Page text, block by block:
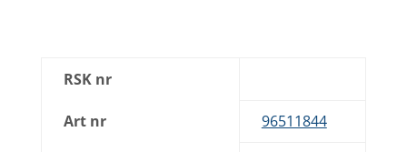
RSK nr
Art nr 96511844